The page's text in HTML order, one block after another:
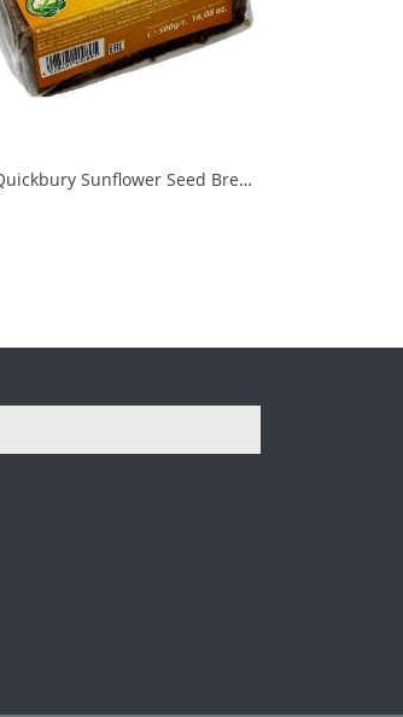
Хлеб Quickbury Sunflower Seed Bread из ржаной муки грубого помола с семенами подсолнечника